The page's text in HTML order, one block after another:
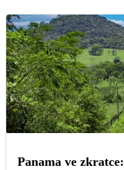
Panama ve zkratce: